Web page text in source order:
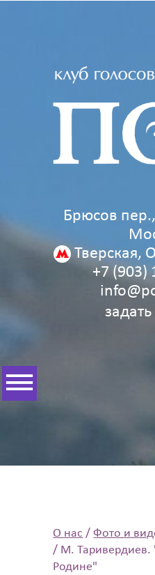
Брюсов
Тверская,
+7 (903)
О нас /Фото и
/ М. Таривердиев.
Родине"